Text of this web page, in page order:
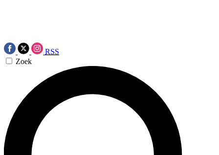
RSS
Zoek